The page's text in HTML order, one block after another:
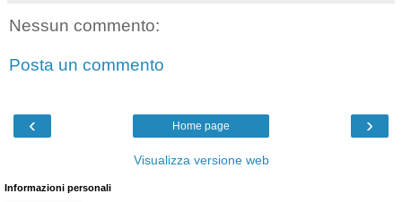
Nessun commento:
Posta un commento
‹ ›
Home page
Visualizza versione web
Informazioni personali